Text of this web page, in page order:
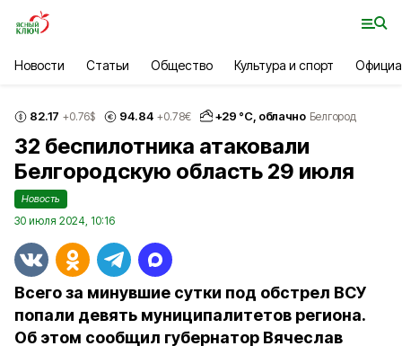
Новости Статьи Общество Культура и спорт
82.17 +0.76$ 94.84 +0.78€ +29 °С, облачно Белгород
32 беспилотника атаковали
Белгородскую область 29 июля
Новость
30 июля 2024, 10:16
Всего за минувшие сутки под обстрел ВСУ
попали девять муниципалитетов региона.
Об этом сообщил губернатор Вячеслав